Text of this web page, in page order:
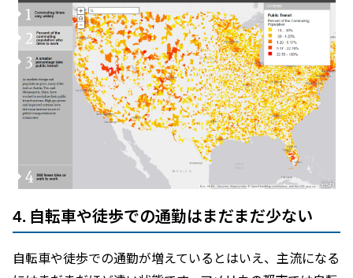
4. 自転車や徒歩での通勤はまだまだ少ない
自転車や徒歩での通勤が増えているとはいえ、主流になる